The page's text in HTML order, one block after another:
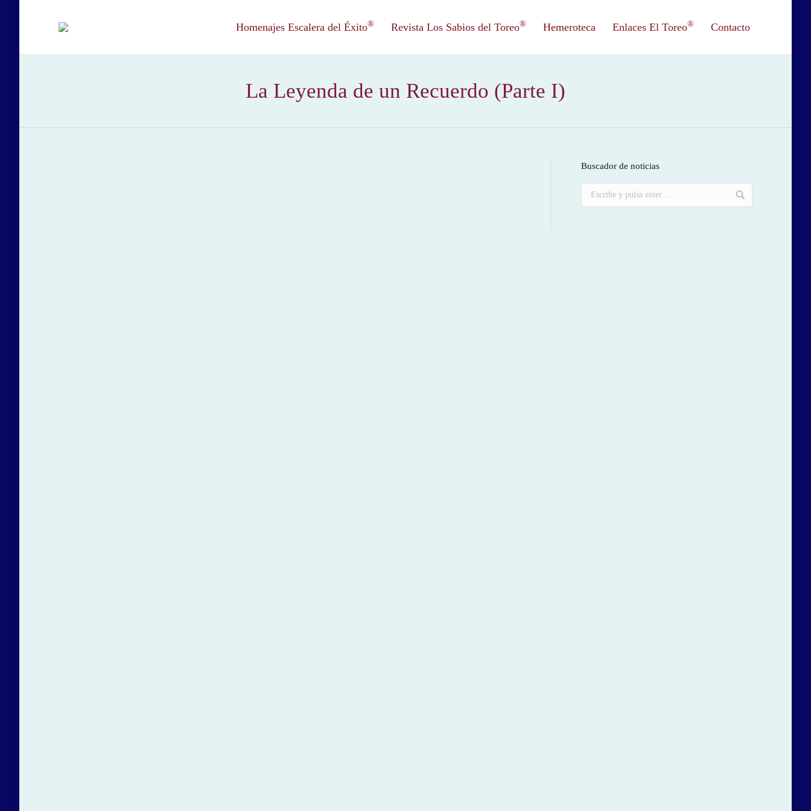
Homenajes Escalera del Éxito® Revista Los Sabios del Toreo® Hemeroteca Enlaces El Toreo® Contacto
La Leyenda de un Recuerdo (Parte I)
Buscador de noticias